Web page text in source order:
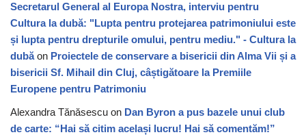
Secretarul General al Europa Nostra, interviu pentru
Cultura la dubă: "Lupta pentru protejarea patrimoniului este
și lupta pentru drepturile omului, pentru mediu." - Cultura la
dubăon Proiectele de conservare a bisericii din Alma Vii și a
bisericii Sf. Mihail din Cluj, câștigătoare la Premiile
Europene pentru Patrimoniu
Alexandra Tănăsescu on Dan Byron a pus bazele unui club
de carte: “Hai să citim același lucru! Hai să comentăm!”